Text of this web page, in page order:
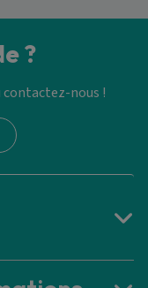
?
nous !